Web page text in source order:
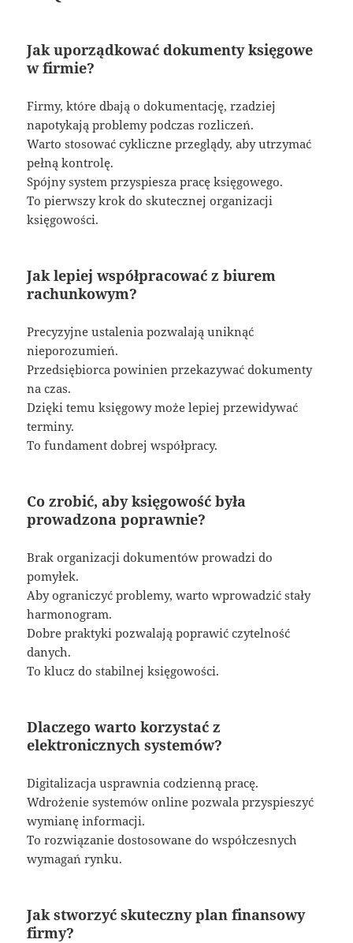
Jak uporządkować dokumenty księgowe
w firmie?
Firmy, które dbają o dokumentację, rzadziej
napotykają problemy podczas rozliczeń.
Warto stosować cykliczne przeglądy, aby utrzymać
pełną kontrolę.
Spójny system przyspiesza pracę księgowego.
To pierwszy krok do skutecznej organizacji
księgowości.
Jak lepiej współpracować z biurem
rachunkowym?
Precyzyjne ustalenia pozwalają uniknąć
nieporozumień.
Przedsiębiorca powinien przekazywać dokumenty
na czas.
Dzięki temu księgowy może lepiej przewidywać
terminy.
To fundament dobrej współpracy.
Co zrobić, aby księgowość była
prowadzona poprawnie?
Brak organizacji dokumentów prowadzi do
pomyłek.
Aby ograniczyć problemy, warto wprowadzić stały
harmonogram.
Dobre praktyki pozwalają poprawić czytelność
danych.
To klucz do stabilnej księgowości.
Dlaczego warto korzystać z
elektronicznych systemów?
Digitalizacja usprawnia codzienną pracę.
Wdrożenie systemów online pozwala przyspieszyć
wymianę informacji.
To rozwiązanie dostosowane do współczesnych
wymagań rynku.
Jak stworzyć skuteczny plan finansowy
firmy?